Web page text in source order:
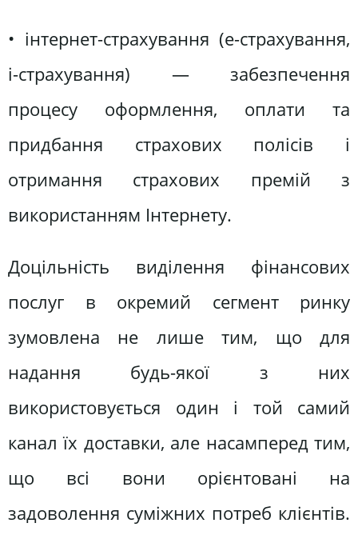
• інтернет-страхування (е-страхування,
і-страхування) — забезпечення
процесу оформлення, оплати та
придбання страхових полісів і
отримання страхових премій з
використанням Інтернету.
Доцільність виділення фінансових
послуг в окремий сегмент ринку
зумовлена не лише тим, що для
надання будь-якої з них
використовується один і той самий
канал їх доставки, але насамперед тим,
що всі вони орієнтовані на
задоволення суміжних потреб клієнтів.